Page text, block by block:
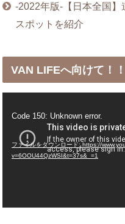
-2022年版-【日本全国】
スポットを紹介
VAN LIFEへ向けて！！
ー
Code 150: Unknown error.
ファイルをダウンロード: https://
v=6OOU44QzWSI&t=37s&_=1